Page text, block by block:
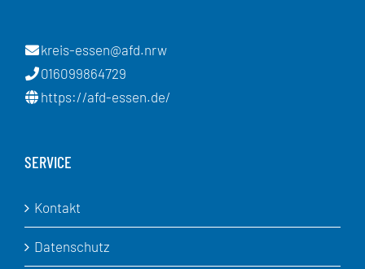
kreis-essen@afd.nrw
016099864729
https://afd-essen.de/
SERVICE
Kontakt
Datenschutz